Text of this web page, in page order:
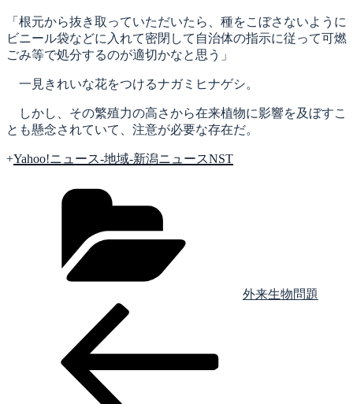
「根元から抜き取っていただいたら、種をこぼさないように
ビニール袋などに入れて密閉して自治体の指示に従って可燃
ごみ等で処分するのが適切かなと思う」
一見きれいな花をつけるナガミヒナゲシ。
しかし、その繁殖力の高さから在来植物に影響を及ぼすこ
とも懸念されていて、注意が必要な存在だ。
+Yahoo!ニュース-地域-新潟ニュースNST
外来生物問題